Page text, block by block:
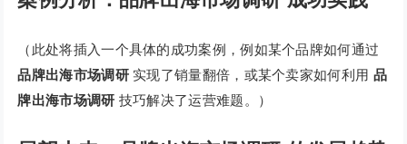
（此处将插入一个具体的成功案例，例如某个品牌如何通过
品牌出海市场调研实现了销量翻倍，或某个卖家如何利用 品
牌出海市场调研 技巧解决了运营难题。）